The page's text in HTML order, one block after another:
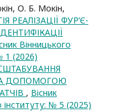
О. Б. Мокін,
РЕАЛІЗАЦІЇ ФУР’Є-
Вінницького
1 (2026)
ДОПОМОГОЮ
, Вісник
інституту: № 5 (2025)